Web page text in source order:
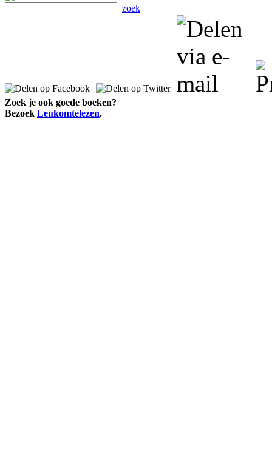
zoek
Zoek je ook goede boeken?
Bezoek Leukomtelezen.